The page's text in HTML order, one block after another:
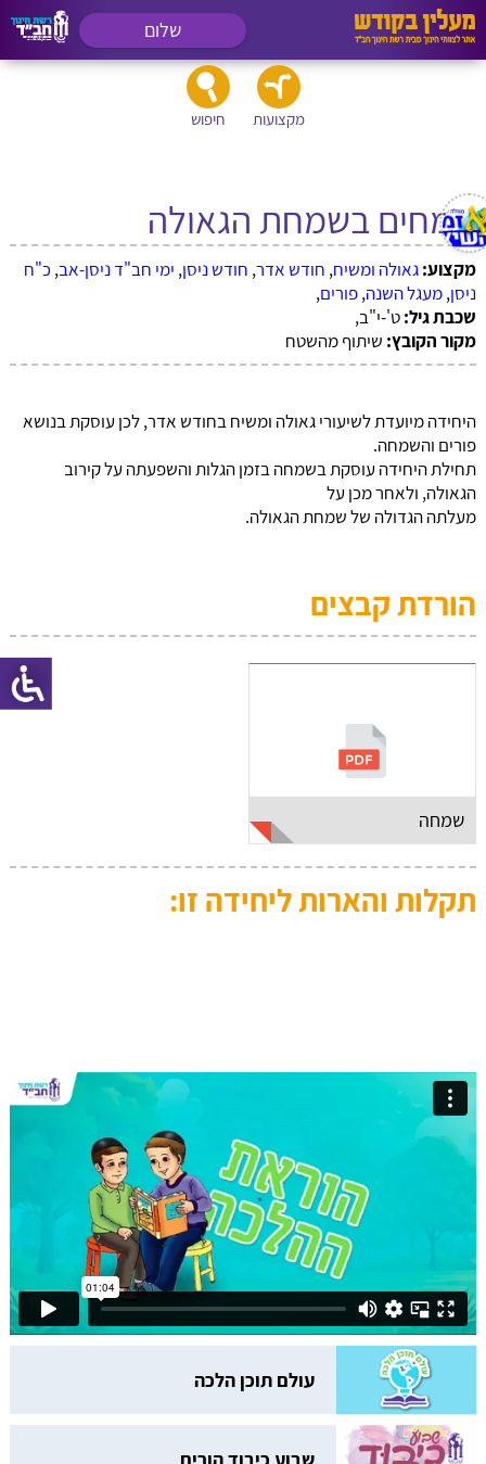
שלום
מקצועות חיפוש
שמחים בשמחת הגאולה
מקצוע:גאולה ומשיח, חודש אדר, חודש ניסן, ימי חב"ד ניסן-אב, כ"ח
ניסן,מעגל השנה,פורים,
שכבת גיל:ט'-י"ב,
מקור הקובץ: שיתוף מהשטח
היחידה מיועדת לשיעורי גאולה ומשיח בחודש אדר, לכן עוסקת בנושא
פורים והשמחה.
תחילת היחידה עוסקת בשמחה בזמן הגלות והשפעתה על קירוב
הגאולה, ולאחר מכן על
מעלתה הגדולה של שמחת הגאולה.
הורדת קבצים
שמחה
תקלות והארות ליחידה זו:
עולם תוכן הלכה